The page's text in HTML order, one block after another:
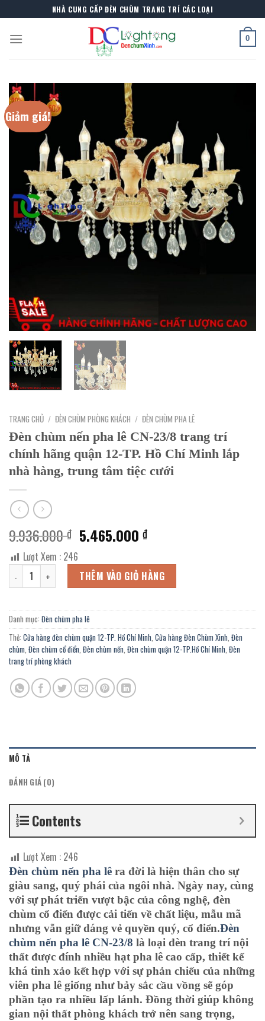
to
content
NHÀ CUNG CẤP ĐÈN CHÙM TRANG TRÍ CÁC LOẠI
0
Giảm giá!
TRANG CHỦ / ĐÈN CHÙM PHÒNG KHÁCH / ĐÈN CHÙM PHA LÊ
Đèn chùm nến pha lê CN-23/8 trang trí
chính hãng quận 12-TP. Hồ Chí Minh lắp
nhà hàng, trung tâm tiệc cưới
9.936.000₫ Giá
gốc
là:
9.936.000 ₫.
5.465.000₫Giá
tại
là:
5.465.000 ₫.
Lượt Xem : 246
Đèn chùm nến pha lê CN-23/8 trang trí chính hãng quận 12-TP.
THÊM VÀO GIỎ HÀNG
Danh mục: Đèn chùm pha lê
Thẻ: Cửa hàng đèn chùm quận 12-TP. Hồ Chí Minh, Cửa hàng Đèn Chùm Xinh, Đèn
chùm, Đèn chùm cổ điển, Đèn chùm nến, Đèn chùm quận 12-TP.Hồ Chí Minh, Đèn
trang trí phòng khách
MÔ TẢ
ĐÁNH GIÁ (0)
Contents
Lượt Xem : 246
Đèn chùm nến pha lê ra đời là hiện thân cho sự
giàu sang, quý phái của ngôi nhà. Ngày nay, cùng
với sự phát triển vượt bậc của công nghệ, đèn
chùm cổ điển được cải tiến về chất liệu, mẫu mã
nhưng vẫn giữ dáng vẻ quyền quý, cổ điển.Đèn
chùm nến pha lê CN-23/8 là loại đèn trang trí nội
thất được đính nhiều hạt pha lê cao cấp, thiết kế
khá tinh xảo kết hợp với sự phản chiếu của những
viên pha lê giống như bảy sắc cầu vồng sẽ góp
phần tạo ra nhiều lấp lánh. Đồng thời giúp không
gian nội thất phòng khách trở nên sang trọng,